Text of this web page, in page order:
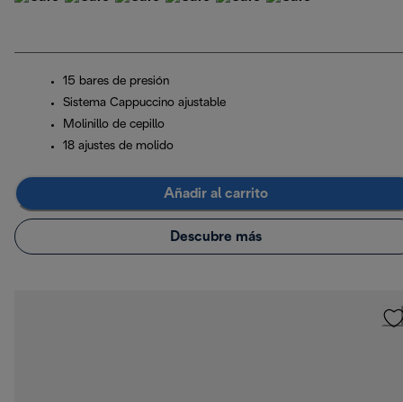
15 bares de presión
Sistema Cappuccino ajustable
Molinillo de cepillo
18 ajustes de molido
Añadir al carrito
Descubre más